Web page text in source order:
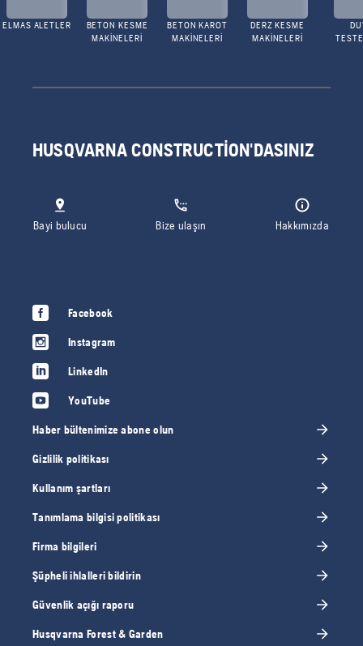
ELMAS ALETLER
BETON KESME
MAKINELERI
BETON KAROT
MAKINELERI
DERZ KESME
MAKINELERI
HUSQVARNA CONSTRUCTION'DASINIZ
Bayi bulucu Bize ulaşın Hakkımızda
Facebook
Instagram
LinkedIn
YouTube
Haber bültenimize abone olun
Gizlilik politikası
Kullanım şartları
Tanımlama bilgisi politikası
Firma bilgileri
Şüpheli ihlalleri bildirin
Güvenlik açığı raporu
Husqvarna Forest & Garden